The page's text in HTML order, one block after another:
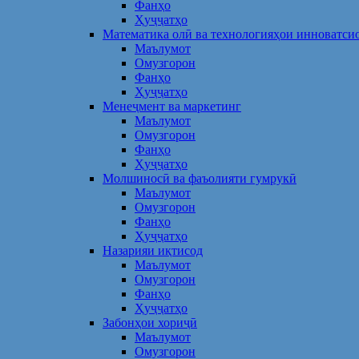
Фанҳо
Ҳуҷҷатҳо
Математика олӣ ва технологияҳои
Маълумот
Омузгорон
Фанҳо
Ҳуҷҷатҳо
Менеҷмент ва маркетинг
Маълумот
Омузгорон
Фанҳо
Ҳуҷҷатҳо
Молшиносӣ ва фаъолияти гумрукӣ
Маълумот
Омузгорон
Фанҳо
Ҳуҷҷатҳо
Назарияи иқтисод
Маълумот
Омузгорон
Фанҳо
Ҳуҷҷатҳо
Забонҳои хориҷӣ
Маълумот
Омузгорон